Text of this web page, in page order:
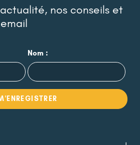
nos conseils et
Nom :